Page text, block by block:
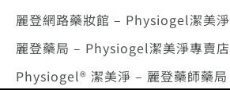
麗登網路藥妝館 – Physiogel潔美淨
麗登藥局 – Physiogel潔美淨專賣店
Physiogel® 潔美淨 – 麗登藥師藥局